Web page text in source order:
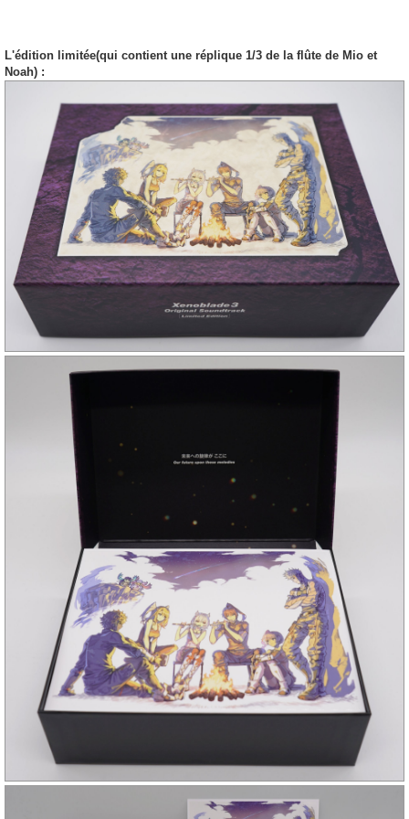
L'édition limitée(qui contient une réplique 1/3 de la flûte de Mio et
Noah) :